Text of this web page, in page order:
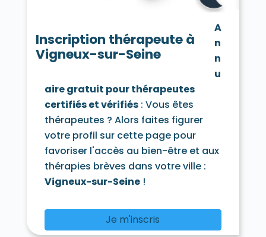
Cheptainville 91630
Chevannes 91750
Chilly-Mazarin 91380
Congerville-Thionville 91740
Courdimanche-sur-Essonne 91720
Courson-Monteloup 91680
Crosne 91560
Dannemois 91490
D'Huison-Longueville 91590
Dourdan 91410
Draveil 91210
Écharcon 91540
Épinay-sous-Sénart 91860
Épinay-sur-Orge 91360
Estouches 91660
Étampes 91150
Étiolles 91450
Fontaine-la-Rivière 91690
Fontenay-lès-Briis 91640
Inscription thérapeute à
Vigneux-sur-Seine
A
n
n
u
aire gratuit pour thérapeutes
certifiés et vérifiés: Vous êtes
thérapeutes ? Alors faites figurer
votre profil sur cette page pour
favoriser l'accès au bien-être et aux
thérapies brèves dans votre ville :
Vigneux-sur-Seine!
Je m'inscris